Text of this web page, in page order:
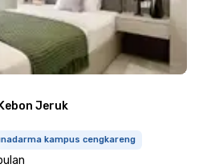
Jeruk
kampus cengkareng